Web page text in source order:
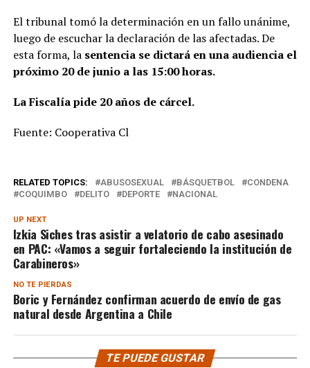
El tribunal tomó la determinación en un fallo unánime,
luego de escuchar la declaración de las afectadas. De
esta forma, lasentencia se dictará en una audiencia el
próximo 20 de junio a las 15:00 horas.
La Fiscalía pide 20 años de cárcel.
Fuente: Cooperativa Cl
RELATED TOPICS: ABUSOSEXUAL BÁSQUETBOL
CONDENA
COQUIMBO
DELITO DEPORTE NACIONAL
UP NEXT
Izkia Siches tras asistir a velatorio de cabo asesinado
en PAC: «Vamos a seguir fortaleciendo la institución de
Carabineros»
NO TE PIERDAS
Boric y Fernández confirman acuerdo de envío de gas
natural desde Argentina a Chile
TE PUEDE GUSTAR